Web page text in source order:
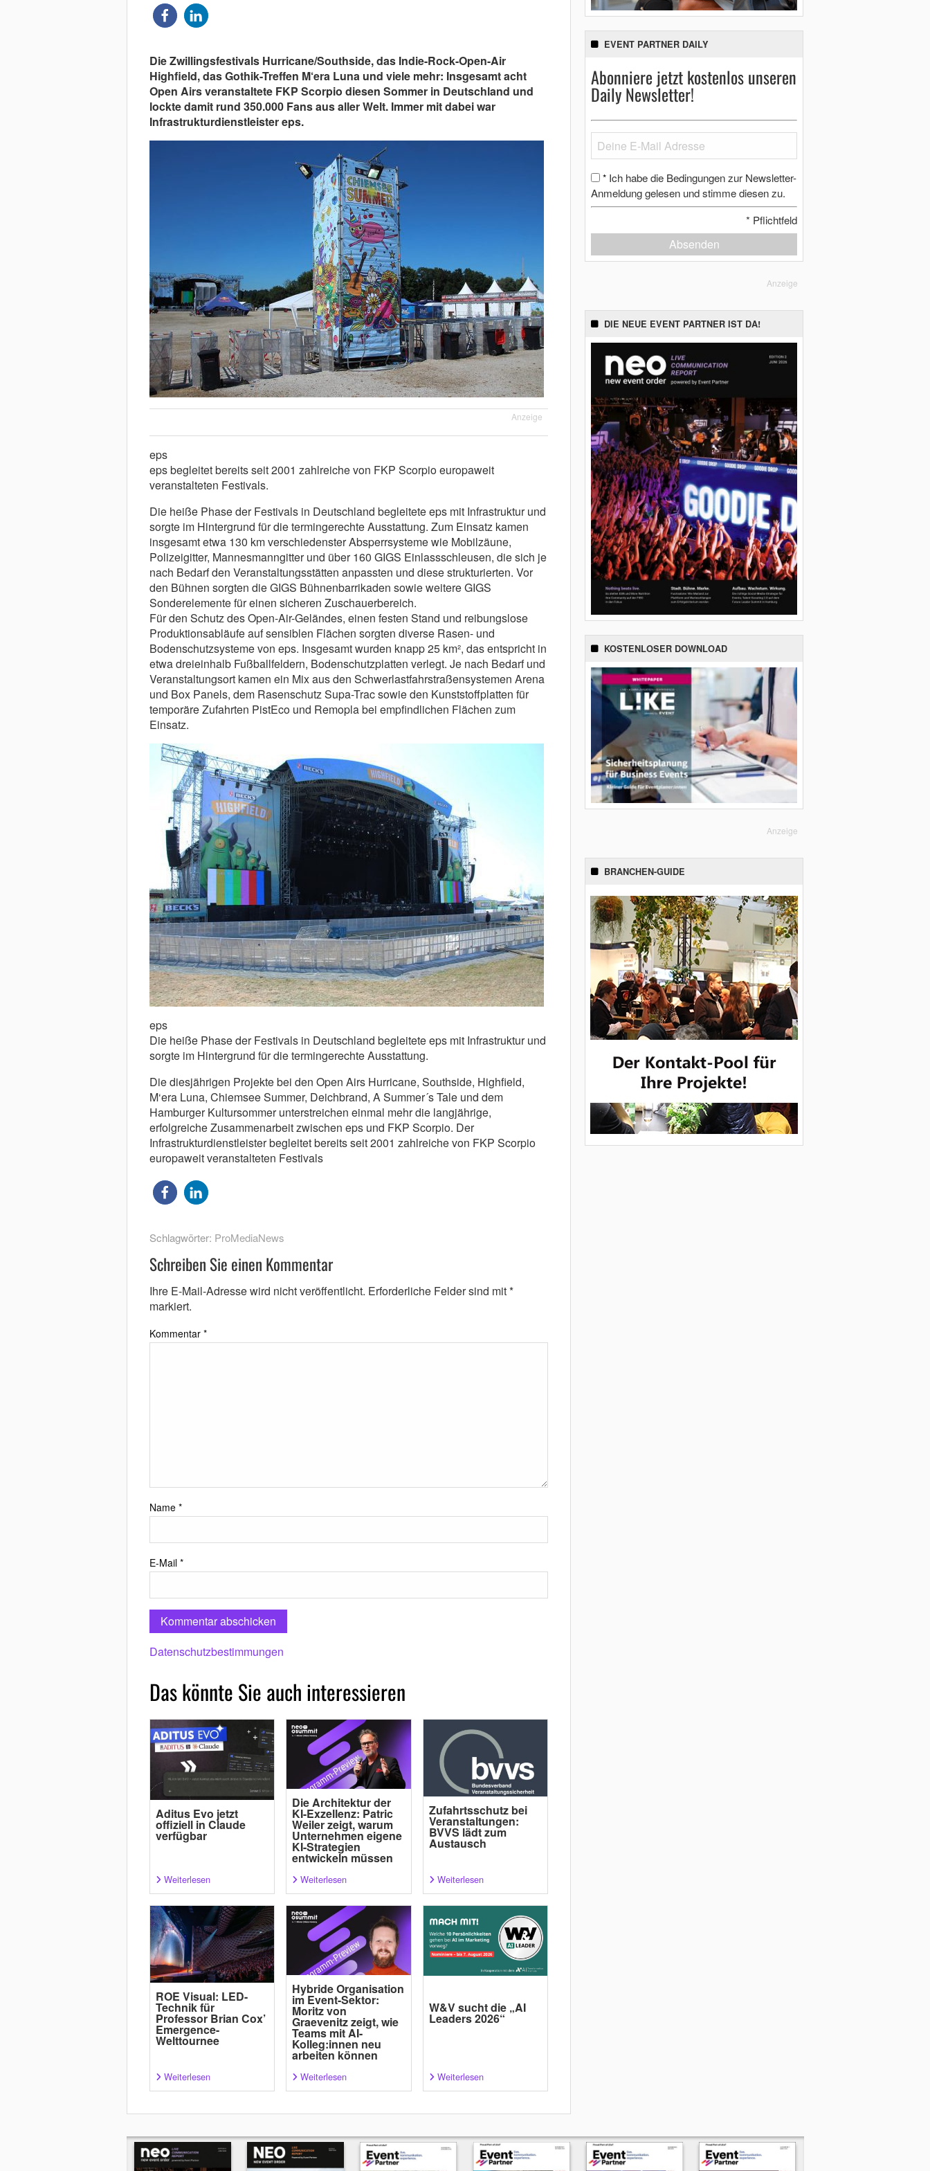
Die Zwillingsfestivals Hurricane/Southside, das Indie-Rock-Open-Air
Highfield, das Gothik-Treffen M‘era Luna und viele mehr: Insgesamt acht
Open Airs veranstaltete FKP Scorpio diesen Sommer in Deutschland und
lockte damit rund 350.000 Fans aus aller Welt. Immer mit dabei war
Infrastrukturdienstleister eps.
Anzeige
eps
eps begleitet bereits seit 2001 zahlreiche von FKP Scorpio europaweit
veranstalteten Festivals.
Die heiße Phase der Festivals in Deutschland begleitete eps mit Infrastruktur und
sorgte im Hintergrund für die termingerechte Ausstattung. Zum Einsatz kamen
insgesamt etwa 130 km verschiedenster Absperrsysteme wie Mobilzäune,
Polizeigitter, Mannesmanngitter und über 160 GIGS Einlassschleusen, die sich je
nach Bedarf den Veranstaltungsstätten anpassten und diese strukturierten. Vor
den Bühnen sorgten die GIGS Bühnenbarrikaden sowie weitere GIGS
Sonderelemente für einen sicheren Zuschauerbereich.
Für den Schutz des Open-Air-Geländes, einen festen Stand und reibungslose
Produktionsabläufe auf sensiblen Flächen sorgten diverse Rasen- und
Bodenschutzsysteme von eps. Insgesamt wurden knapp 25 km², das entspricht in
etwa dreieinhalb Fußballfeldern, Bodenschutzplatten verlegt. Je nach Bedarf und
Veranstaltungsort kamen ein Mix aus den Schwerlastfahrstraßensystemen Arena
und Box Panels, dem Rasenschutz Supa-Trac sowie den Kunststoffplatten für
temporäre Zufahrten PistEco und Remopla bei empfindlichen Flächen zum
Einsatz.
eps
Die heiße Phase der Festivals in Deutschland begleitete eps mit Infrastruktur und
sorgte im Hintergrund für die termingerechte Ausstattung.
Die diesjährigen Projekte bei den Open Airs Hurricane, Southside, Highfield,
M‘era Luna, Chiemsee Summer, Deichbrand, A Summer´s Tale und dem
Hamburger Kultursommer unterstreichen einmal mehr die langjährige,
erfolgreiche Zusammenarbeit zwischen eps und FKP Scorpio. Der
Infrastrukturdienstleister begleitet bereits seit 2001 zahlreiche von FKP Scorpio
europaweit veranstalteten Festivals
Schlagwörter: ProMediaNews
Schreiben Sie einen Kommentar
Ihre E-Mail-Adresse wird nicht veröffentlicht. Erforderliche Felder sind mit*
markiert.
Kommentar *
Name *
E-Mail *
Datenschutzbestimmungen
Das könnte Sie auch interessieren
Aditus Evo jetzt
offiziell in Claude
verfügbar
Weiterlesen
Die Architektur der
KI-Exzellenz: Patric
Weiler zeigt, warum
Unternehmen eigene
KI-Strategien
entwickeln müssen
Weiterlesen
Zufahrtsschutz bei
Veranstaltungen:
BVVS lädt zum
Austausch
Weiterlesen
ROE Visual: LED-
Technik für
Professor Brian Cox’
Emergence-
Welttournee
Weiterlesen
Hybride Organisation
im Event-Sektor:
Moritz von
Graevenitz zeigt, wie
Teams mit AI-
Kolleg:innen neu
arbeiten können
Weiterlesen
W&V sucht die „AI
Leaders 2026“
Weiterlesen
EVENT PARTNER DAILY
Abonniere jetzt kostenlos unseren
Daily Newsletter!
* Ich habe die Bedingungen zur Newsletter-
Anmeldung gelesen und stimme diesen zu.
* Pflichtfeld
Absenden
Anzeige
DIE NEUE EVENT PARTNER IST DA!
KOSTENLOSER DOWNLOAD
Anzeige
BRANCHEN-GUIDE